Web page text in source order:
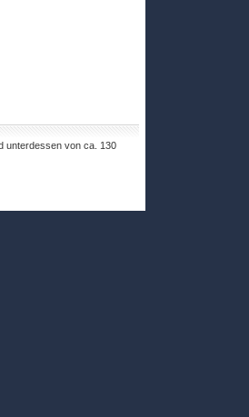
unterdessen von ca. 130